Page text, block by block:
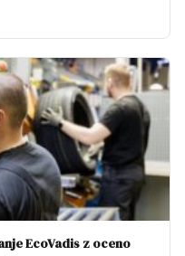
EcoVadis z oceno